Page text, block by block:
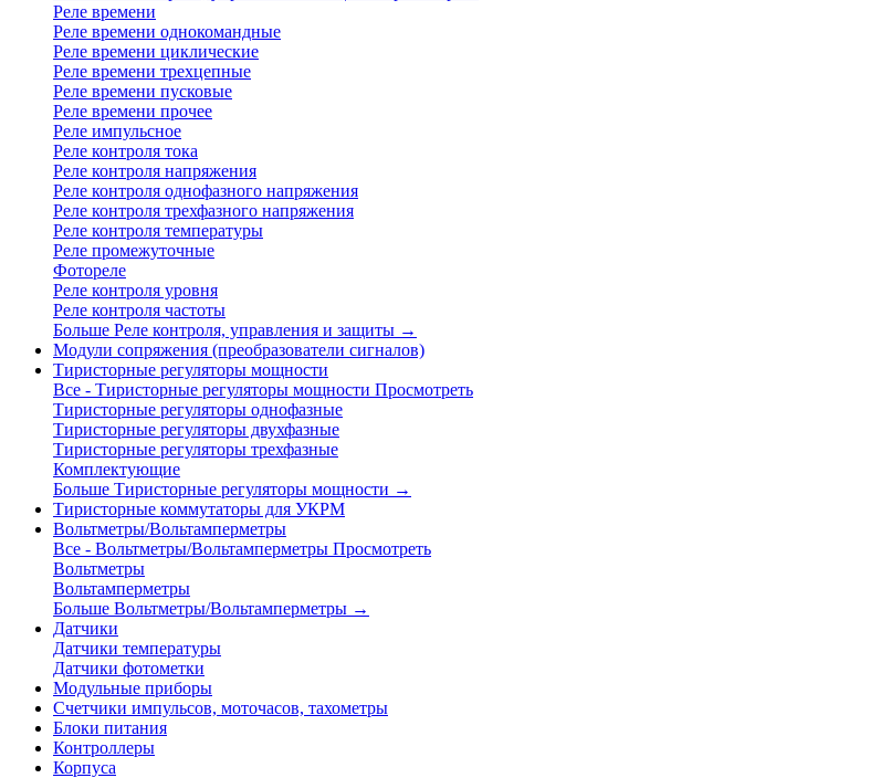
Реле времени
Реле времени однокомандные
Реле времени циклические
Реле времени трехцепные
Реле времени пусковые
Реле времени прочее
Реле импульсное
Реле контроля тока
Реле контроля напряжения
Реле контроля однофазного напряжения
Реле контроля трехфазного напряжения
Реле контроля температуры
Реле промежуточные
Фотореле
Реле контроля уровня
Реле контроля частоты
Больше Реле контроля, управления и защиты →
Модули сопряжения (преобразователи сигналов)
Тиристорные регуляторы мощности
Все - Тиристорные регуляторы мощности Просмотреть
Тиристорные регуляторы однофазные
Тиристорные регуляторы двухфазные
Тиристорные регуляторы трехфазные
Комплектующие
Больше Тиристорные регуляторы мощности →
Тиристорные коммутаторы для УКРМ
Вольтметры/Вольтамперметры
Все - Вольтметры/Вольтамперметры Просмотреть
Вольтметры
Вольтамперметры
Больше Вольтметры/Вольтамперметры →
Датчики
Датчики температуры
Датчики фотометки
Модульные приборы
Счетчики импульсов, моточасов, тахометры
Блоки питания
Контроллеры
Корпуса